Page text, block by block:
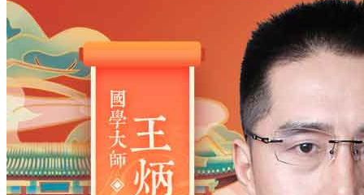
男
男 女
出生时间
2026年 日2 2分
年
2028
2027 2026 2025 2024
2023
2022
2021 2020 2019 2018